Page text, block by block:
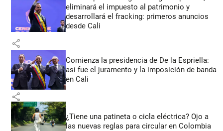
eliminará el impuesto al patrimonio y
desarrollará el fracking: primeros anuncios
desde Cali
share
Comienza la presidencia de De la Espriella:
así fue el juramento y la imposición de banda
en Cali
share
¿Tiene una patineta o cicla eléctrica? Ojo a
las nuevas reglas para circular en Colombia